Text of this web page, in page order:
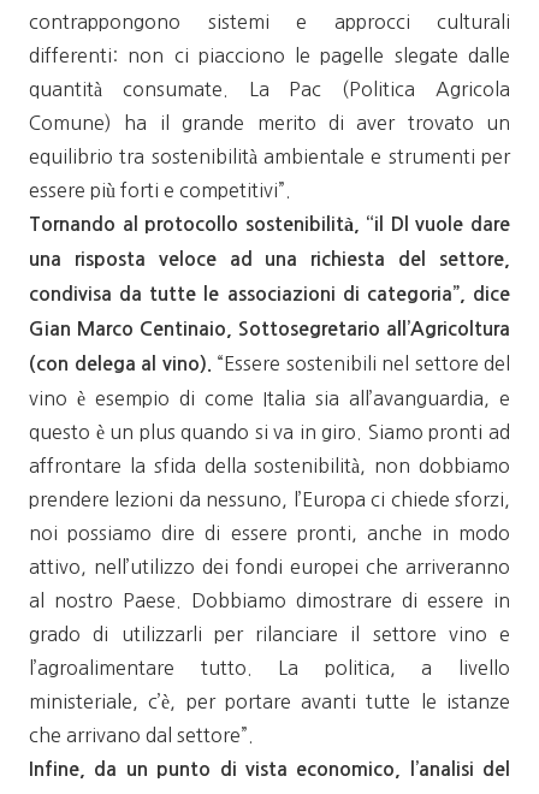
contrappongono sistemi e approcci culturali
differenti: non ci piacciono le pagelle slegate dalle
quantità consumate. La Pac (Politica Agricola
Comune) ha il grande merito di aver trovato un
equilibrio tra sostenibilità ambientale e strumenti per
essere più forti e competitivi”.
Tornando al protocollo sostenibilità, “il Dl vuole dare
una risposta veloce ad una richiesta del settore,
condivisa da tutte le associazioni di categoria”, dice
Gian Marco Centinaio, Sottosegretario all’Agricoltura
(con delega al vino).
“Essere sostenibili nel settore del
vino è esempio di come Italia sia all’avanguardia, e
questo è un plus quando si va in giro. Siamo pronti ad
affrontare la sfida della sostenibilità, non dobbiamo
prendere lezioni da nessuno, l’Europa ci chiede sforzi,
noi possiamo dire di essere pronti, anche in modo
attivo, nell’utilizzo dei fondi europei che arriveranno
al nostro Paese. Dobbiamo dimostrare di essere in
grado di utilizzarli per rilanciare il settore vino e
l’agroalimentare tutto. La politica, a livello
ministeriale, c’è, per portare avanti tutte le istanze
che arrivano dal settore”.
Infine, da un punto di vista economico, l’analisi del